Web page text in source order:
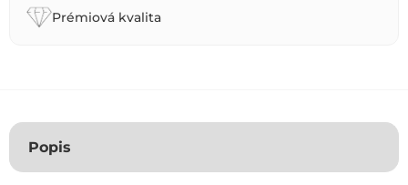
Prémiová kvalita
Popis